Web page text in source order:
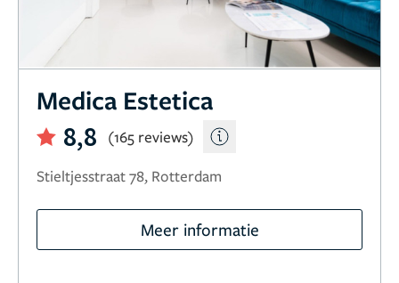
Medica Estetica
8,8
(165 reviews)
Stieltjesstraat 78, Rotterdam
Meer informatie